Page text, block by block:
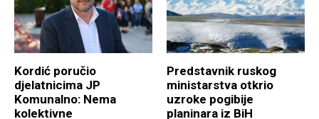
Kordić poručio
djelatnicima JP
Komunalno: Nema
kolektivne
Predstavnik ruskog
ministarstva otkrio
uzroke pogibije
planinara iz BiH